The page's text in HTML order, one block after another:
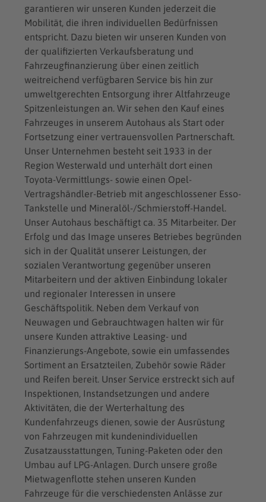
garantieren wir unseren Kunden jederzeit die
Mobilität, die ihren individuellen Bedürfnissen
entspricht. Dazu bieten wir unseren Kunden von
der qualifizierten Verkaufsberatung und
Fahrzeugfinanzierung über einen zeitlich
weitreichend verfügbaren Service bis hin zur
umweltgerechten Entsorgung ihrer Altfahrzeuge
Spitzenleistungen an. Wir sehen den Kauf eines
Fahrzeuges in unserem Autohaus als Start oder
Fortsetzung einer vertrauensvollen Partnerschaft.
Unser Unternehmen besteht seit 1933 in der
Region Westerwald und unterhält dort einen
Toyota-Vermittlungs- sowie einen Opel-
Vertragshändler-Betrieb mit angeschlossener Esso-
Tankstelle und Mineralöl-/Schmierstoff-Handel.
Unser Autohaus beschäftigt ca. 35 Mitarbeiter. Der
Erfolg und das Image unseres Betriebes begründen
sich in der Qualität unserer Leistungen, der
sozialen Verantwortung gegenüber unseren
Mitarbeitern und der aktiven Einbindung lokaler
und regionaler Interessen in unsere
Geschäftspolitik. Neben dem Verkauf von
Neuwagen und Gebrauchtwagen halten wir für
unsere Kunden attraktive Leasing- und
Finanzierungs-Angebote, sowie ein umfassendes
Sortiment an Ersatzteilen, Zubehör sowie Räder
und Reifen bereit. Unser Service erstreckt sich auf
Inspektionen, Instandsetzungen und andere
Aktivitäten, die der Werterhaltung des
Kundenfahrzeugs dienen, sowie der Ausrüstung
von Fahrzeugen mit kundenindividuellen
Zusatzausstattungen, Tuning-Paketen oder den
Umbau auf LPG-Anlagen. Durch unsere große
Mietwagenflotte stehen unseren Kunden
Fahrzeuge für die verschiedensten Anlässe zur